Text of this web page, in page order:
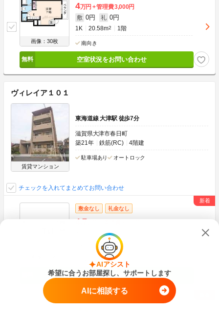
画像：30枚
4万円 管理費3,000円
敷 0円 礼 0円
1K 20.58m2 1階
南向き
空室状況をお問い合わせ
ヴィレイア１０１
賃貸マンション
東海道線 大津駅 徒歩7分
滋賀県大津市春日町
築21年
鉄筋(RC) 4階建
駐車場あり オートロック
チェックを入れてまとめてお問い合わせ
敷金なし 礼金なし
4.7
礼 0円
24.94m2 4階
角部屋
空室状況をお問い合わせ
AIアシスト
希望に合うお部屋探し、サポートします
AIに相談する